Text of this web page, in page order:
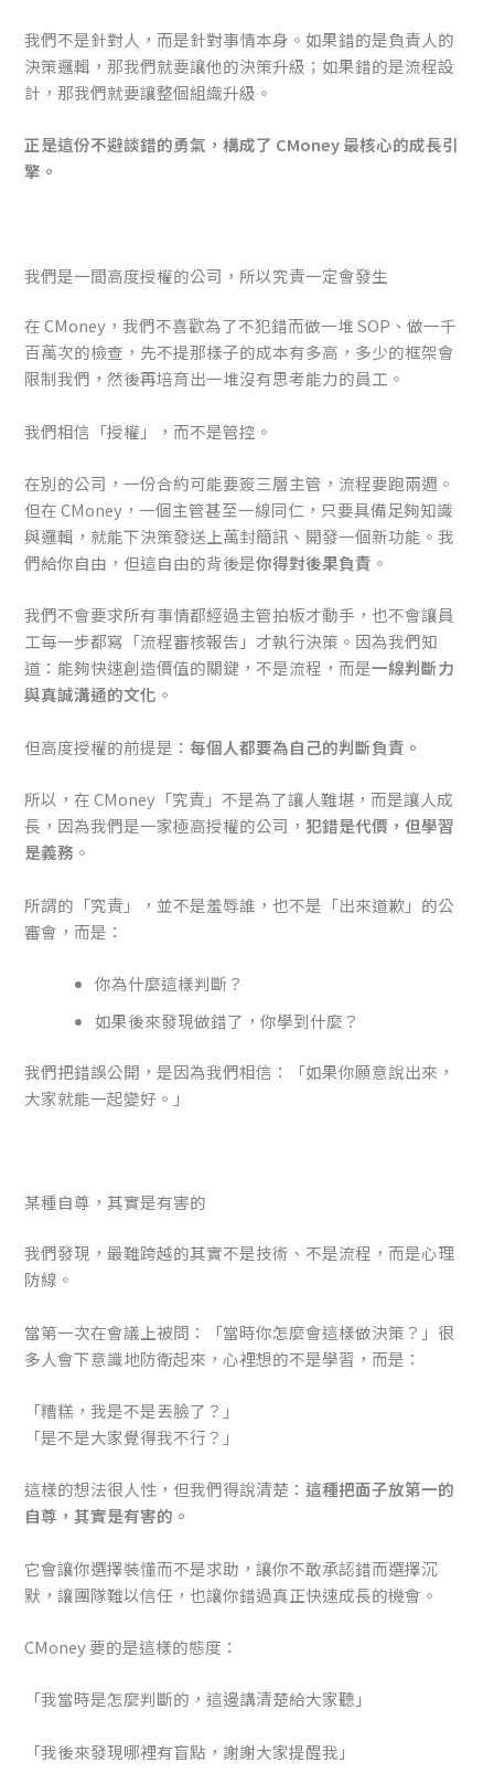
我們不是針對人，而是針對事情本身。如果錯的是負責人的
決策邏輯，那我們就要讓他的決策升級；如果錯的是流程設
計，那我們就要讓整個組織升級。
正是這份不避談錯的勇氣，構成了 CMoney 最核心的成長引
擎。
我們是一間高度授權的公司，所以究責一定會發生
在 CMoney，我們不喜歡為了不犯錯而做一堆 SOP、做一千
百萬次的檢查，先不提那樣子的成本有多高，多少的框架會
限制我們，然後再培育出一堆沒有思考能力的員工。
我們相信「授權」，而不是管控。
在別的公司，一份合約可能要簽三層主管，流程要跑兩週。
但在 CMoney，一個主管甚至一線同仁，只要具備足夠知識
與邏輯，就能下決策發送上萬封簡訊、開發一個新功能。我
們給你自由，但這自由的背後是你得對後果負責 。
我們不會要求所有事情都經過主管拍板才動手，也不會讓員
工每一步都寫「流程審核報告」才執行決策。因為我們知
道：能夠快速創造價值的關鍵，不是流程，而是一線判斷力
與真誠溝通的文化 。
但高度授權的前提是：每個人都要為自己的判斷負責。
所以，在 CMoney「究責」不是為了讓人難堪，而是讓人成
長，因為我們是一家極高授權的公司，犯錯是代價，但學習
是義務 。
所謂的「究責」，並不是羞辱誰，也不是「出來道歉」的公
審會，而是：
你為什麼這樣判斷？
如果後來發現做錯了，你學到什麼？
我們把錯誤公開，是因為我們相信：「如果你願意說出來，
大家就能一起變好。」
某種自尊，其實是有害的
我們發現，最難跨越的其實不是技術、不是流程，而是心理
防線。
當第一次在會議上被問：「當時你怎麼會這樣做決策？」很
多人會下意識地防衛起來，心裡想的不是學習，而是：
「糟糕，我是不是丟臉了？」
「是不是大家覺得我不行？」
這樣的想法很人性，但我們得說清楚： 這種把面子放第一的
自尊，其實是有害的。
它會讓你選擇裝懂而不是求助，讓你不敢承認錯而選擇沉
默，讓團隊難以信任，也讓你錯過真正快速成長的機會。
CMoney 要的是這樣的態度：
「我當時是怎麼判斷的，這邊講清楚給大家聽」
「我後來發現哪裡有盲點，謝謝大家提醒我」